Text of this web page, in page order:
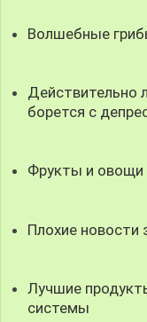
Волшебные
Действительно
борется с
Фрукты и
Плохие новости
Лучшие
системы